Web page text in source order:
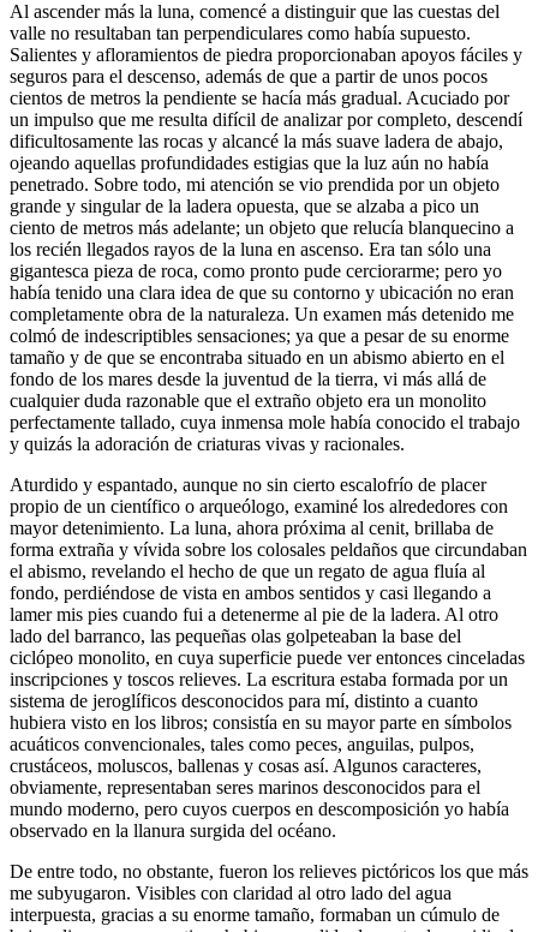
Al ascender más la luna, comencé a distinguir que las cuestas del
valle no resultaban tan perpendiculares como había supuesto.
Salientes y afloramientos de piedra proporcionaban apoyos fáciles y
seguros para el descenso, además de que a partir de unos pocos
cientos de metros la pendiente se hacía más gradual. Acuciado por
un impulso que me resulta difícil de analizar por completo, descendí
dificultosamente las rocas y alcancé la más suave ladera de abajo,
ojeando aquellas profundidades estigias que la luz aún no había
penetrado. Sobre todo, mi atención se vio prendida por un objeto
grande y singular de la ladera opuesta, que se alzaba a pico un
ciento de metros más adelante; un objeto que relucía blanquecino a
los recién llegados rayos de la luna en ascenso. Era tan sólo una
gigantesca pieza de roca, como pronto pude cerciorarme; pero yo
había tenido una clara idea de que su contorno y ubicación no eran
completamente obra de la naturaleza. Un examen más detenido me
colmó de indescriptibles sensaciones; ya que a pesar de su enorme
tamaño y de que se encontraba situado en un abismo abierto en el
fondo de los mares desde la juventud de la tierra, vi más allá de
cualquier duda razonable que el extraño objeto era un monolito
perfectamente tallado, cuya inmensa mole había conocido el trabajo
y quizás la adoración de criaturas vivas y racionales.
Aturdido y espantado, aunque no sin cierto escalofrío de placer
propio de un científico o arqueólogo, examiné los alrededores con
mayor detenimiento. La luna, ahora próxima al cenit, brillaba de
forma extraña y vívida sobre los colosales peldaños que circundaban
el abismo, revelando el hecho de que un regato de agua fluía al
fondo, perdiéndose de vista en ambos sentidos y casi llegando a
lamer mis pies cuando fui a detenerme al pie de la ladera. Al otro
lado del barranco, las pequeñas olas golpeteaban la base del
ciclópeo monolito, en cuya superficie puede ver entonces cinceladas
inscripciones y toscos relieves. La escritura estaba formada por un
sistema de jeroglíficos desconocidos para mí, distinto a cuanto
hubiera visto en los libros; consistía en su mayor parte en símbolos
acuáticos convencionales, tales como peces, anguilas, pulpos,
crustáceos, moluscos, ballenas y cosas así. Algunos caracteres,
obviamente, representaban seres marinos desconocidos para el
mundo moderno, pero cuyos cuerpos en descomposición yo había
observado en la llanura surgida del océano.
De entre todo, no obstante, fueron los relieves pictóricos los que más
me subyugaron. Visibles con claridad al otro lado del agua
interpuesta, gracias a su enorme tamaño, formaban un cúmulo de